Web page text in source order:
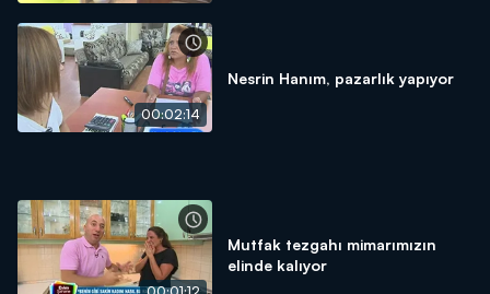
00:02:14
Nesrin Hanım, pazarlık yapıyor
Mutfak tezgahı mimarımızın
elinde kalıyor